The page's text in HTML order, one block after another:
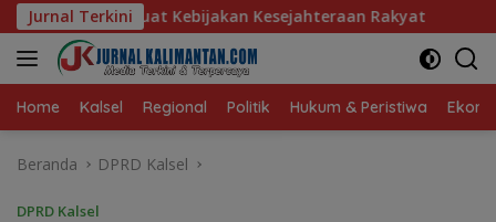
Langsung
ke
konten
Jurnal Terkini
Kesejahteraan Rakyat Baru 10 Persen,
Home Kalsel Regional Politik Hukum & Peristiwa
Beranda DPRD Kalsel
DPRD Kalsel